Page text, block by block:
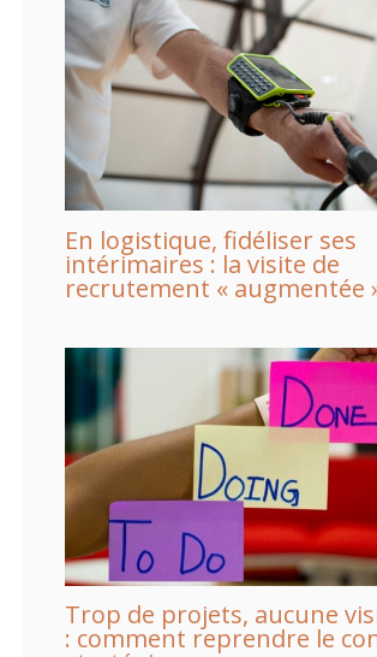
En logistique, fidéliser ses
intérimaires : la visite de
recrutement « augmentée
Trop de projets, aucune
: comment reprendre le